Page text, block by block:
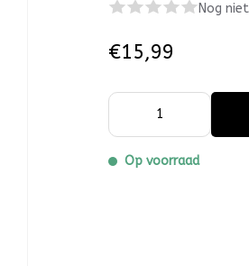
Nog
€15,99
Op voorraad